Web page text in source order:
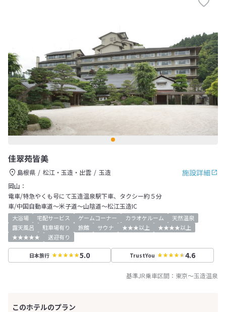
佳翠苑皆美
施設詳細
島根県 松江・玉造・出雲
玉造
岡山：
電車/特急やくも号にて玉造温泉駅下車、タクシー約５分
車/中国自動車道～米子道～山陰道～松江玉造IC
大浴場 宅配サービス ゲームコーナー カラオケルーム
天然温泉
露天風呂
駐車場有り 旅館 サウナ ★★★以上
★★★★以上
★★★★★
送迎有り
日本旅行 5.0 TrustYou 4.6
基準JR乗車区間： 東京～玉造温泉